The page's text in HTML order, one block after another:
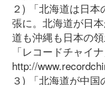
２) 「北海道は日
張に。北海道が日
道も沖縄も日本の
「レコードチャイ
http://
３) 「北海道が中